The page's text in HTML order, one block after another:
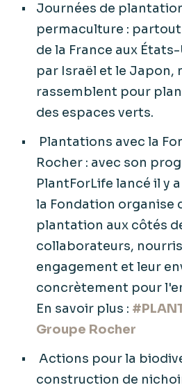
Journées de
permaculture :
de la France aux
par Israël et le Japon,
rassemblent pour
des espaces verts.
Plantations avec la
Rocher : avec son
PlantForLife lancé il y
la Fondation organise
plantation aux côtés
collaborateurs,
engagement et leur
concrètement pour
En savoir plus :
Groupe Rocher
Actions pour la
construction de